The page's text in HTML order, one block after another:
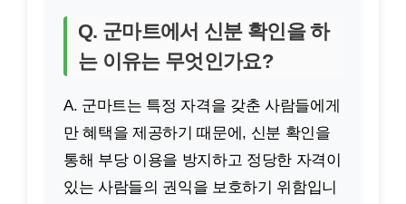
Q. 군마트에서 신분 확인을 하
는 이유는 무엇인가요?
A. 군마트는 특정 자격을 갖춘 사람들에게
만 혜택을 제공하기 때문에, 신분 확인을
통해 부당 이용을 방지하고 정당한 자격이
있는 사람들의 권익을 보호하기 위함입니